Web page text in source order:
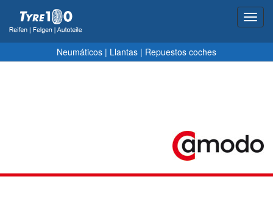
Neumáticos | Llantas | Repuestos coches